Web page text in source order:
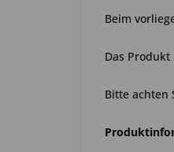
Beim
Das
Bitte achten